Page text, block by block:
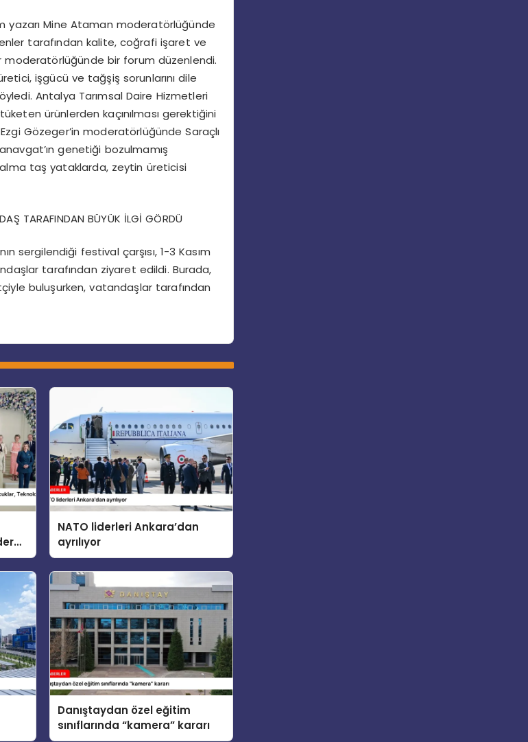
yazarı Mine Ataman moderatörlüğünde
tarafından kalite, coğrafi işaret ve
moderatörlüğünde bir forum düzenlendi.
işgücü ve tağşiş sorunlarını dile
Antalya Tarımsal Daire Hizmetleri
ürünlerden kaçınılması gerektiğini
Gözeger’in moderatörlüğünde Saraçlı
genetiği bozulmamış
taş yataklarda, zeytin üreticisi
TARAFINDAN BÜYÜK İLGİ GÖRDÜ
sergilendiği festival çarşısı, 1-3 Kasım
tarafından ziyaret edildi. Burada,
buluşurken, vatandaşlar tarafından
ve
NATO liderleri Ankara’dan
ayrılıyor
Danıştaydan özel eğitim
sınıflarında “kamera” kararı